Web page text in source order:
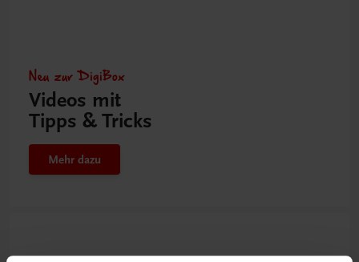
Neu zur DigiBox
Videos mit
Tipps & Tricks
Mehr dazu